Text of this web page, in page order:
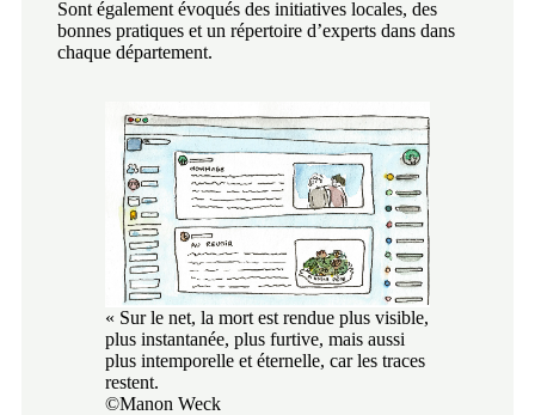
Sont également évoqués des initiatives locales, des
bonnes pratiques et un répertoire d’experts dans dans
chaque département.
« Sur le net, la mort est rendue plus visible,
plus instantanée, plus furtive, mais aussi
plus intemporelle et éternelle, car les traces
restent.
©Manon Weck